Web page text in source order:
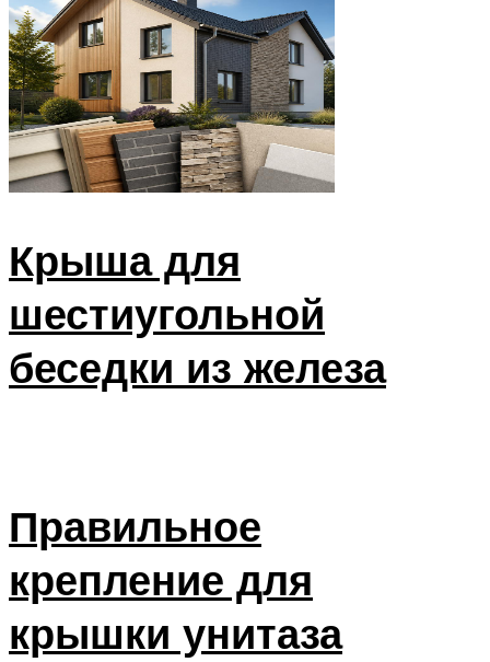
Крыша для
шестиугольной
беседки из железа
Правильное
крепление для
крышки унитаза